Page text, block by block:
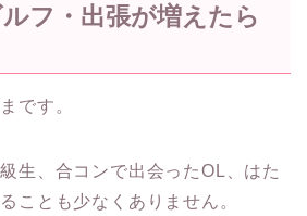
フ・出張が増えたら
です。
生、合コンで出会ったOL、はた
ことも少なくありません。